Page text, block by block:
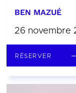
BEN MAZUÉ
26 novembre
RÉSERVER